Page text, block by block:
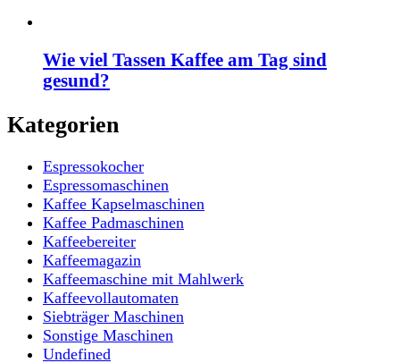
Wie viel Tassen Kaffee am Tag sind
gesund?
Kategorien
Espressokocher
Espressomaschinen
Kaffee Kapselmaschinen
Kaffee Padmaschinen
Kaffeebereiter
Kaffeemagazin
Kaffeemaschine mit Mahlwerk
Kaffeevollautomaten
Siebträger Maschinen
Sonstige Maschinen
Undefined